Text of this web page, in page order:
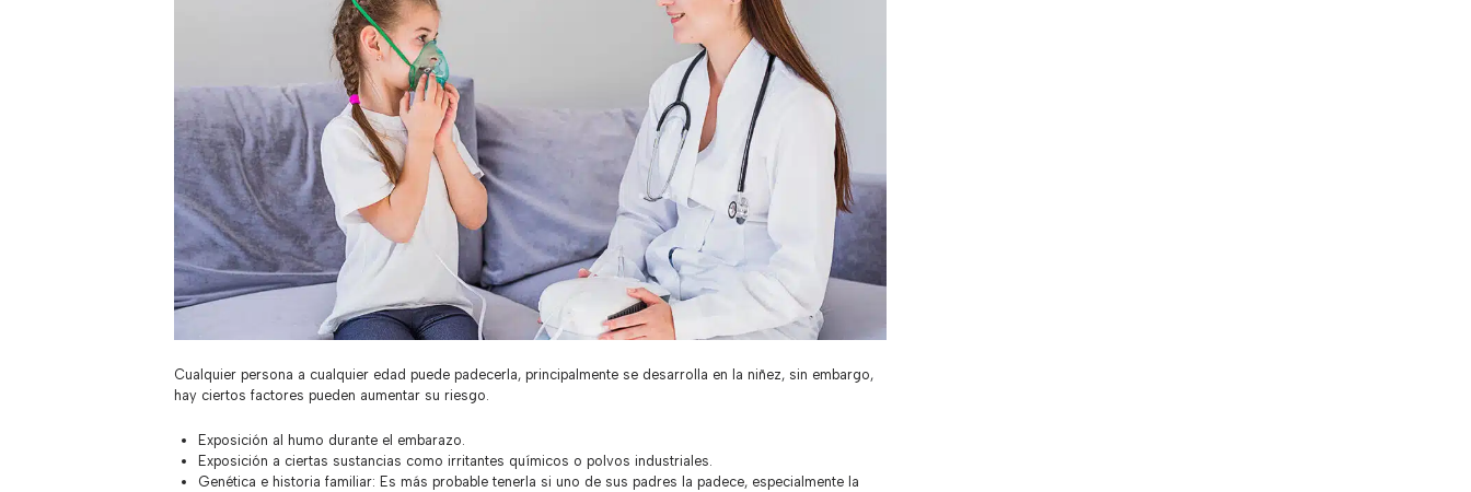
Cualquier persona a cualquier edad puede padecerla, principalmente se desarrolla en la niñez, sin embargo,
hay ciertos factores pueden aumentar su riesgo.
Exposición al humo durante el embarazo.
Exposición a ciertas sustancias como irritantes químicos o polvos industriales.
Genética e historia familiar: Es más probable tenerla si uno de sus padres la padece, especialmente la